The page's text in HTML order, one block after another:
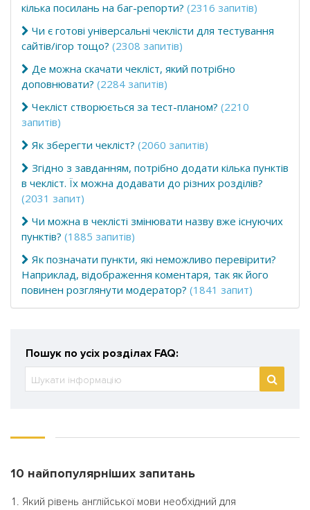
кілька посилань на баг-репорти? (2316 запитів)
Чи є готові універсальні чеклісти для тестування
сайтів/ігор тощо? (2308 запитів)
Де можна скачати чекліст, який потрібно
доповнювати? (2284 запитів)
Чекліст створюється за тест-планом? (2210
запитів)
Як зберегти чекліст? (2060 запитів)
Згідно з завданням, потрібно додати кілька пунктів
в чекліст. Їх можна додавати до різних розділів?
(2031 запит)
Чи можна в чеклісті змінювати назву вже існуючих
пунктів? (1885 запитів)
Як позначати пункти, які неможливо перевірити?
Наприклад, відображення коментаря, так як його
повинен розглянути модератор? (1841 запит)
Пошук по усіх розділах FAQ:
10 найпопулярніших запитань
Який рівень англійської мови необхідний для